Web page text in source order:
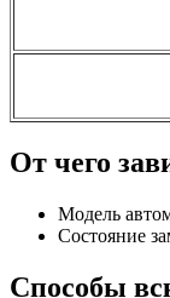
От чего
Модель
Состояние
Способы